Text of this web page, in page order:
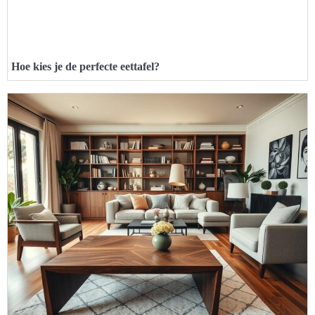
Hoe kies je de perfecte eettafel?